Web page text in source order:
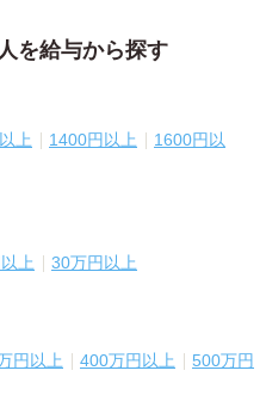
を給与から探す
上 1400円以上
1600円以
上 30万円以上
円以上 400万円以上
500万円